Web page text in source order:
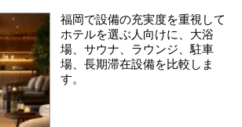
福岡で設備の充実度を重視して
ホテルを選ぶ人向けに、大浴
場、サウナ、ラウンジ、駐車
場、長期滞在設備を比較しま
す。